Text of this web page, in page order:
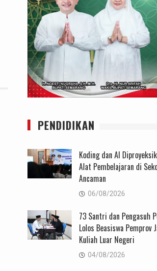
PENDIDIKAN
Koding dan AI
Alat Pembelajaran di
Ancaman
06/08/2026
73 Santri dan Pengasuh
Lolos Beasiswa Pemprov
Kuliah Luar Negeri
04/08/2026